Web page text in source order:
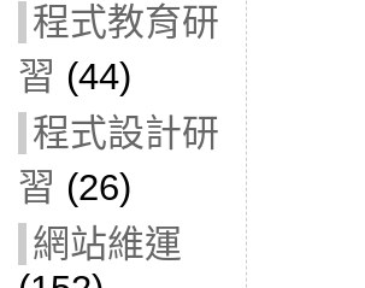
程式教育研
習 (44)
程式設計研
習 (26)
網站維運